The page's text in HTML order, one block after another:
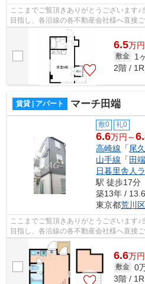
ここまでご覧頂きありがとうございます
目指し、各沿線の各不動産会社様へ直接
様へ提供しております！最新の情報は...
6.5万円
敷金 1
2階 /
賃貸 | アパート マーチ田端
敷0 礼0
6.6万円～
高崎線 「尾久
山手線 「 田端
日暮里舎人
駅 徒歩17分
築13年 /
東京都荒川
ここまでご覧頂きありがとうございます
目指し、各沿線の各不動産会社様へ直接
様へ提供しております！最新の情報は...
6.6万円
敷金 0
3階 /